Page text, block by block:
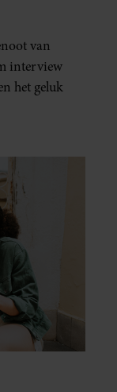
van
interview
het geluk